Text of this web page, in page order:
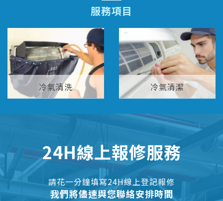
服務項目
冷氣清洗 冷氣清潔
24H線上報修服務
請花一分鐘填寫24H線上登記報修
我們將儘速與您聯絡安排時間